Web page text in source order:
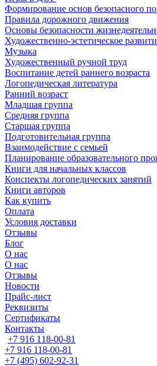
Формирование основ безопасного
Правила дорожного движения
Основы безопасности
Художественно-эстетическое
Музыка
Художественный ручной труд
Воспитание детей раннего возраста
Логопедическая литература
Ранний возраст
Младшая группа
Средняя группа
Старшая группа
Подготовительная группа
Взаимодействие с семьей
Планирование образовательного
Книги для начальных классов
Конспекты логопедических занятий
Книги авторов
Как купить
Оплата
Условия доставки
Отзывы
Блог
О нас
О нас
Отзывы
Новости
Прайс-лист
Реквизиты
Сертификаты
Контакты
+7 916 118-00-81
+7 916 118-00-81
+7 (495) 602-92-31